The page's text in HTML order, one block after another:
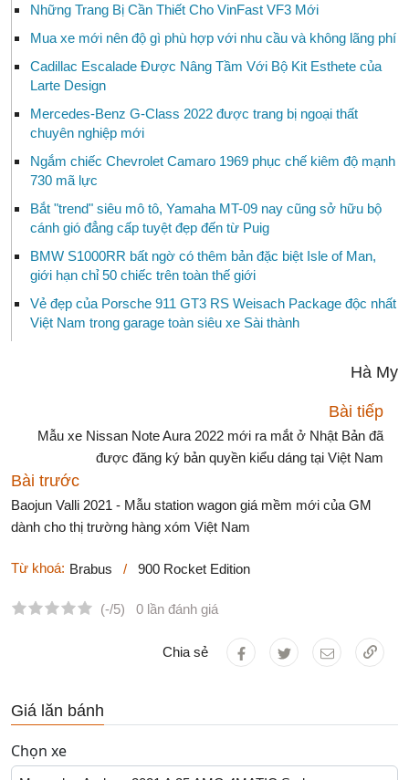
Những Trang Bị Cần Thiết Cho VinFast VF3 Mới
Mua xe mới nên độ gì phù hợp với nhu cầu và không lãng phí
Cadillac Escalade Được Nâng Tầm Với Bộ Kit Esthete của
Larte Design
Mercedes-Benz G-Class 2022 được trang bị ngoại thất
chuyên nghiệp mới
Ngắm chiếc Chevrolet Camaro 1969 phục chế kiêm độ mạnh
730 mã lực
Bắt "trend" siêu mô tô, Yamaha MT-09 nay cũng sở hữu bộ
cánh gió đẳng cấp tuyệt đẹp đến từ Puig
BMW S1000RR bất ngờ có thêm bản đặc biệt Isle of Man,
giới hạn chỉ 50 chiếc trên toàn thế giới
Vẻ đẹp của Porsche 911 GT3 RS Weisach Package độc nhất
Việt Nam trong garage toàn siêu xe Sài thành
Hà My
Bài tiếp
Mẫu xe Nissan Note Aura 2022 mới ra mắt ở Nhật Bản đã
được đăng ký bản quyền kiểu dáng tại Việt Nam
Bài trước
Baojun Valli 2021 - Mẫu station wagon giá mềm mới của GM
dành cho thị trường hàng xóm Việt Nam
Từ khoá: Brabus / 900 Rocket Edition
(-/5) 0 lần đánh giá
Chia sẻ
Giá lăn bánh
Chọn xe